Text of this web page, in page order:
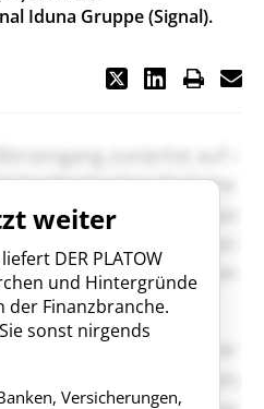
Iduna Gruppe (Signal).
weiter
DER PLATOW
und Hintergründe
der Finanzbranche.
sonst nirgends
Versicherungen,